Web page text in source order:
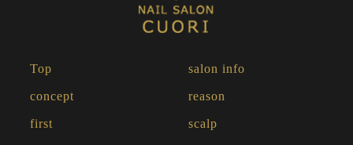
Top salon info
concept reason
first scalp